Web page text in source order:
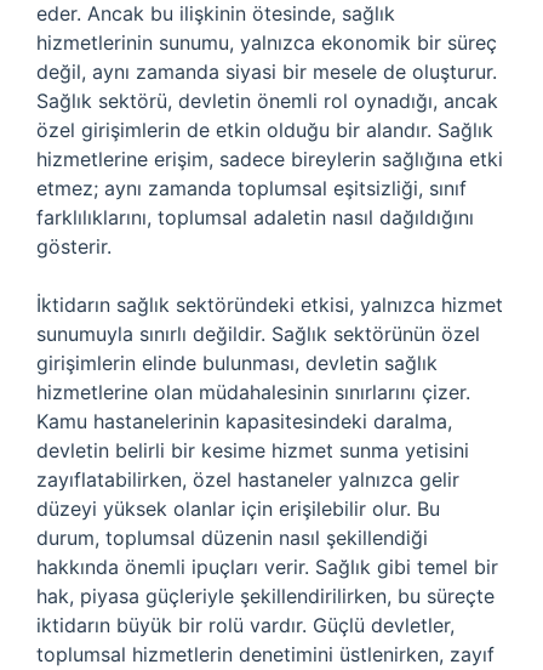
eder. Ancak bu ilişkinin ötesinde, sağlık
hizmetlerinin sunumu, yalnızca ekonomik bir süreç
değil, aynı zamanda siyasi bir mesele de oluşturur.
Sağlık sektörü, devletin önemli rol oynadığı, ancak
özel girişimlerin de etkin olduğu bir alandır. Sağlık
hizmetlerine erişim, sadece bireylerin sağlığına etki
etmez; aynı zamanda toplumsal eşitsizliği, sınıf
farklılıklarını, toplumsal adaletin nasıl dağıldığını
gösterir.
İktidarın sağlık sektöründeki etkisi, yalnızca hizmet
sunumuyla sınırlı değildir. Sağlık sektörünün özel
girişimlerin elinde bulunması, devletin sağlık
hizmetlerine olan müdahalesinin sınırlarını çizer.
Kamu hastanelerinin kapasitesindeki daralma,
devletin belirli bir kesime hizmet sunma yetisini
zayıflatabilirken, özel hastaneler yalnızca gelir
düzeyi yüksek olanlar için erişilebilir olur. Bu
durum, toplumsal düzenin nasıl şekillendiği
hakkında önemli ipuçları verir. Sağlık gibi temel bir
hak, piyasa güçleriyle şekillendirilirken, bu süreçte
iktidarın büyük bir rolü vardır. Güçlü devletler,
toplumsal hizmetlerin denetimini üstlenirken, zayıf